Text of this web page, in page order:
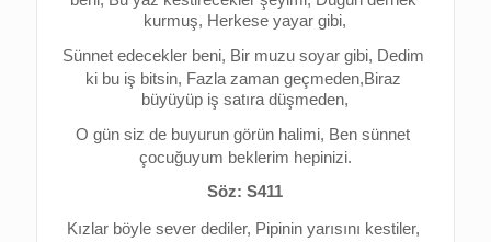
kurmuş, Herkese yayar gibi,
Sünnet edecekler beni, Bir muzu soyar gibi, Dedim
ki bu iş bitsin, Fazla zaman geçmeden,Biraz
büyüyüp iş satıra düşmeden,
O gün siz de buyurun görün halimi, Ben sünnet
çocuğuyum beklerim hepinizi.
Söz: S411
Kızlar böyle sever dediler,